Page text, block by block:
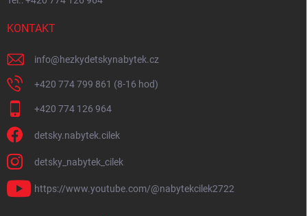
KONTAKT
info@hezkydetskynabytek.cz
+420 774 799 861 (8-16 hod)
+420 774 126 964
detsky.nabytek.cilek
detsky_nabytek_cilek
https://www.youtube.com/@nabytekcilek2722